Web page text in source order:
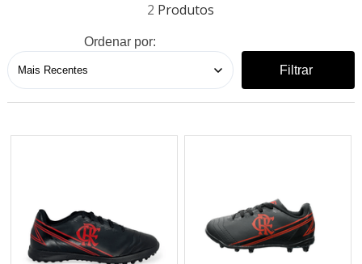
2
Ordenar por:
Filtrar